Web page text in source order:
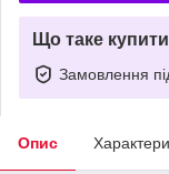
Що таке
Замовлення
Опис